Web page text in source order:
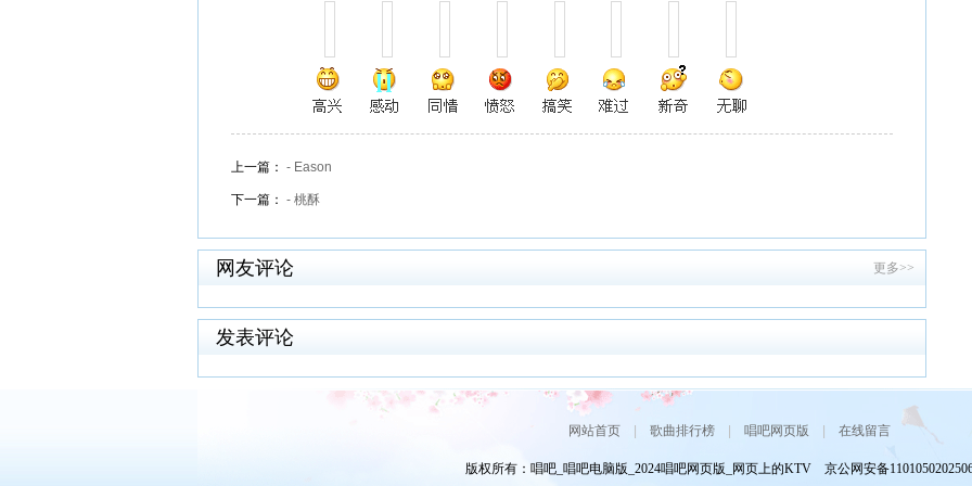
上一篇： - Eason
下一篇： - 桃酥
更多>>
网友评论
发表评论
网站首页| 歌曲排行榜| 唱吧网页版 在线留言
版权所有：唱吧_唱吧电脑版_2024唱吧网页版_网页上的KTV 京公网安备